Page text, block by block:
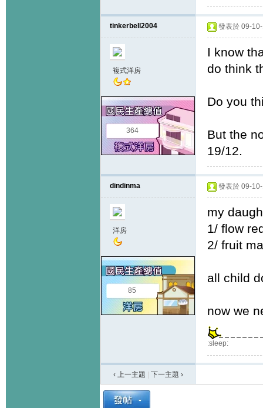
tinkerbell2004
複式洋房
364
發表於 09-
I know
do think
Do you
But the
19/12.
dindinma
洋房
85
發表於 09-
my
1/ flow
2/ fruit
all child
now we
:sleep:
‹ 上一主題 下一主題 ›